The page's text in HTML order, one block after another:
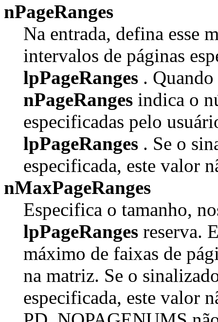
nPageRanges
Na entrada, defina esse
intervalos de páginas
lpPageRanges .
nPageRanges indica o
especificadas pelo
lpPageRanges . Se o
especificada, este valor
nMaxPageRanges
Especifica o tamanho,
lpPageRanges reserva.
máximo de faixas de
na matriz. Se o
especificada, este valor